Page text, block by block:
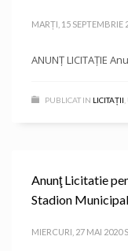
MARȚI, 15 SEPTEMBRIE
ANUNȚ LICITAȚIE
PUBLICAT IN LICITAȚII
Anunţ Licitatie
Stadion
MIERCURI, 27 MAI 2020